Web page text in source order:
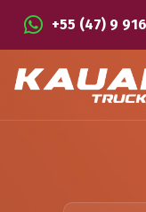
+55 (47) 9